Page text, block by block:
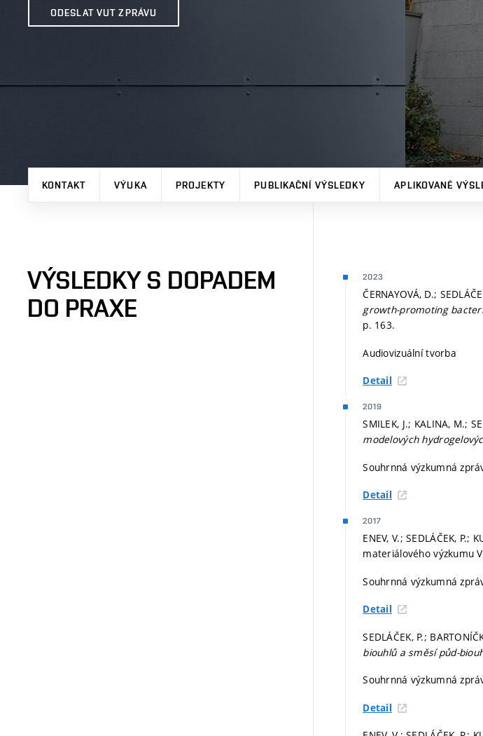
ODESLAT VUT ZPRÁVU
KONTAKT VÝUKA PROJEKTY PUBLIKAČNÍ VÝSLEDKY APLIKOVANÉ
VÝSLEDKY S DOPADEM
DO PRAXE
2023
ČERNAYOVÁ, D.;
growth-promoting
p. 163.
Audiovizuální tvorba
Detail
2019
SMILEK, J.; KALINA, M.;
modelových
Souhrnná výzkumná
Detail
2017
ENEV, V.; SEDLÁČEK, P.;
materiálového výzkumu
Souhrnná výzkumná
Detail
SEDLÁČEK, P.;
biouhlů a směsí půd-
Souhrnná výzkumná
Detail